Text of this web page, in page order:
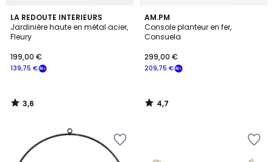
LA REDOUTE INTERIEURS
Jardinière haute en métal acier,
Fleury
€
souscrivez
notre
programme
139,75 €
199,00 €
3,6
/ 5
3,6
/
AM.PM
Console planteur en fer,
Consuela
209,75 €
299,00 €
4,7
/ 5
4,7
/